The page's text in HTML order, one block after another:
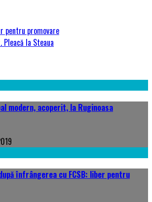
pentru promovare
Pleacă la Steaua
modern, acoperit, la Ruginoasa
înfrângerea cu FCSB: liber pentru